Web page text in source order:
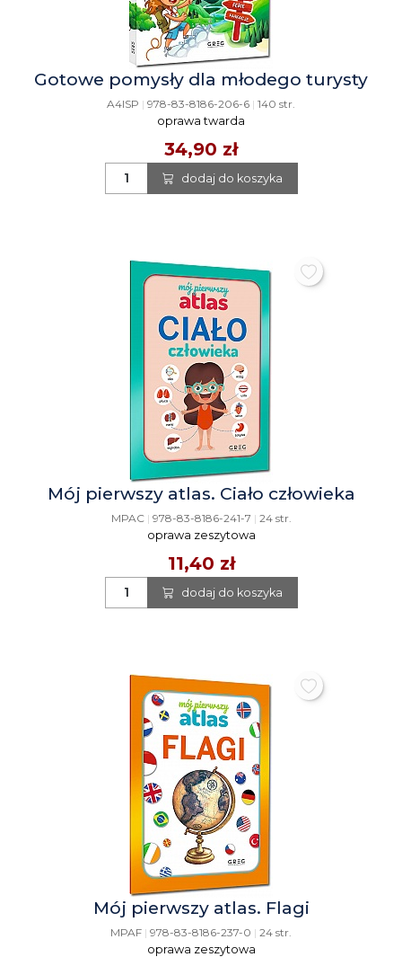
Gotowe pomysły dla młodego turysty
A4ISP | 978-83-8186-206-6 | 140 str.
oprawa twarda
34,90 zł
dodaj do koszyka
Mój pierwszy atlas. Ciało człowieka
MPAC | 978-83-8186-241-7 | 24 str.
oprawa zeszytowa
11,40 zł
dodaj do koszyka
Mój pierwszy atlas. Flagi
MPAF | 978-83-8186-237-0 | 24 str.
oprawa zeszytowa